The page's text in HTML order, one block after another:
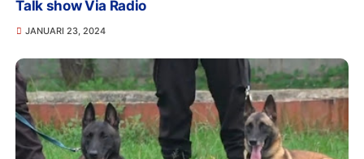
Talk show Via Radio
JANUARI 23, 2024